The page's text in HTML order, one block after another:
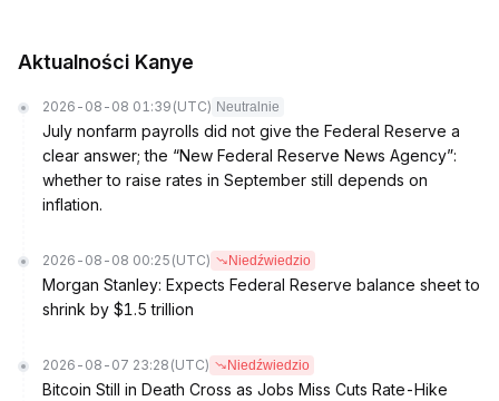
Aktualności Kanye
2026-08-08 01:39 (UTC) Neutralnie
July nonfarm payrolls did not give the Federal Reserve a
clear answer; the “New Federal Reserve News Agency”:
whether to raise rates in September still depends on
inflation.
2026-08-08 00:25 (UTC) Niedźwiedzio
Morgan Stanley: Expects Federal Reserve balance sheet to
shrink by $1.5 trillion
2026-08-07 23:28 (UTC) Niedźwiedzio
Bitcoin Still in Death Cross as Jobs Miss Cuts Rate-Hike